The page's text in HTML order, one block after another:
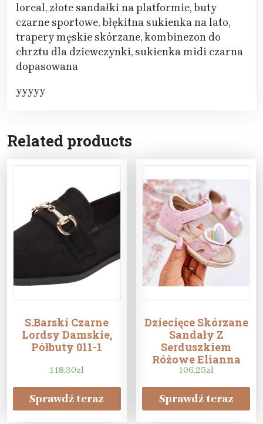
loreal, złote sandałki na platformie, buty
czarne sportowe, błękitna sukienka na lato,
trapery męskie skórzane, kombinezon do
chrztu dla dziewczynki, sukienka midi czarna
dopasowana
yyyyy
Related products
S.Barski Czarne
Lordsy Damskie,
Półbuty 011-1
118,30zł
Sprawdź teraz
Dziecięce Skórzane
Sandały Z
Serduszkiem
Różowe Elianna
106,25zł
Sprawdź teraz